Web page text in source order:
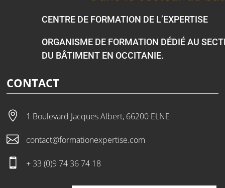
CENTRE DE FORMATION DE L’EXPERTISE
ORGANISME DE FORMATION DÉDIÉ AU
DU BÂTIMENT EN OCCITANIE.
CONTACT
 1 Boulevard Jacques Albert, 66200 ELNE
 contact@formationexpertise.com
 + 33 (0)9 74 36 74 18